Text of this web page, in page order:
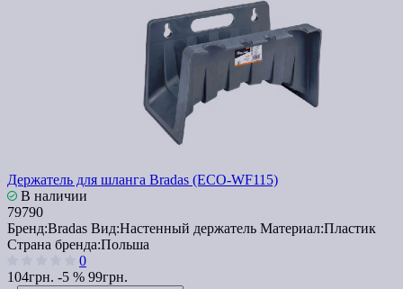
Держатель для шланга Bradas (ECO-WF115)
В наличии
79790
Бренд:Bradas Вид:Настенный держатель Материал:Пластик
Страна бренда:Польша
0
104грн. -5 % 99грн.